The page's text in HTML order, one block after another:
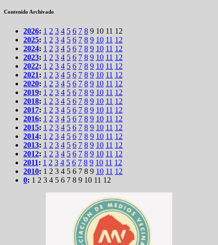
Contenido Archivado
2026: 1 2 3 4 5 6 7 8 9 10 11 12
2025: 1 2 3 4 5 6 7 8 9 10 11 12
2024: 1 2 3 4 5 6 7 8 9 10 11 12
2023: 1 2 3 4 5 6 7 8 9 10 11 12
2022: 1 2 3 4 5 6 7 8 9 10 11 12
2021: 1 2 3 4 5 6 7 8 9 10 11 12
2020: 1 2 3 4 5 6 7 8 9 10 11 12
2019: 1 2 3 4 5 6 7 8 9 10 11 12
2018: 1 2 3 4 5 6 7 8 9 10 11 12
2017: 1 2 3 4 5 6 7 8 9 10 11 12
2016: 1 2 3 4 5 6 7 8 9 10 11 12
2015: 1 2 3 4 5 6 7 8 9 10 11 12
2014: 1 2 3 4 5 6 7 8 9 10 11 12
2013: 1 2 3 4 5 6 7 8 9 10 11 12
2012: 1 2 3 4 5 6 7 8 9 10 11 12
2011: 1 2 3 4 5 6 7 8 9 10 11 12
2010: 1 2 3 4 5 6 7 8 9 10 11 12
0: 1 2 3 4 5 6 7 8 9 10 11 12